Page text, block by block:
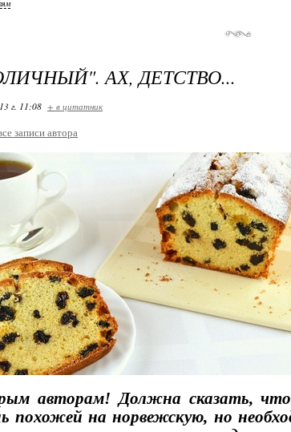
АХ, ДЕТСТВО...
г. 11:08 + в цитатник
записи автора
авторам! Должна сказать,
похожей на норвежскую, но